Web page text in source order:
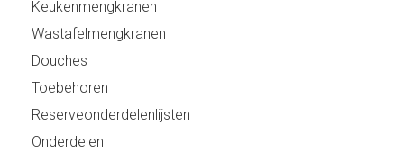
Keukenmengkranen
Wastafelmengkranen
Douches
Toebehoren
Reserveonderdelenlijsten
Onderdelen